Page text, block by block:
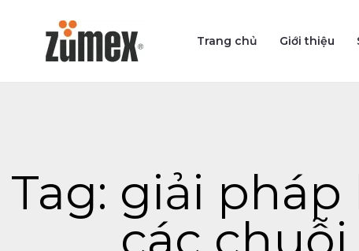
content
Trang chủ Giới thiệu
Tag: giải